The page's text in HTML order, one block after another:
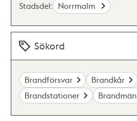
Stadsdel: Norrmalm
Sökord
Brandförsvar
Brandkår
Brandstationer
Brandmän